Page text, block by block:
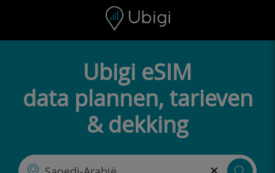
Navigatiebalk Voettekst
Ubigi eSIM
data plannen, tarieven
& dekking